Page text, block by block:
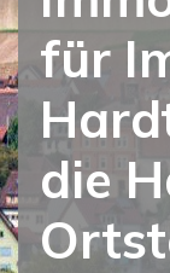
für
die